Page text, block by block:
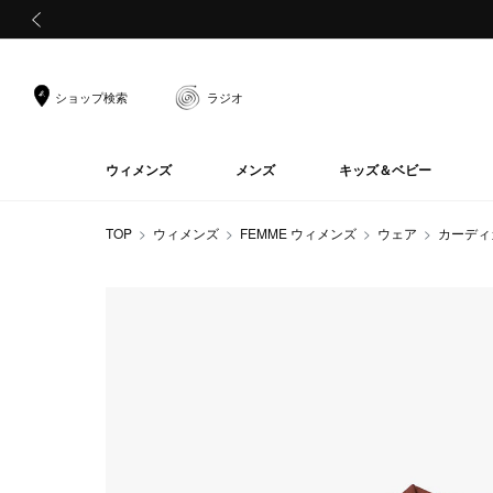
ショップ検索 ラジオ
ウィメンズ メンズ キッズ＆ベビー
TOP ウィメンズ FEMME ウィメンズ ウェア カーデ